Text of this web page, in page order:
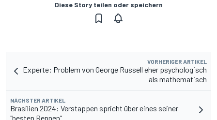
Diese Story teilen oder speichern
VORHERIGER ARTIKEL
Experte: Problem von George Russell eher psychologisch
als mathematisch
NÄCHSTER ARTIKEL
Brasilien 2024: Verstappen spricht über eines seiner
"besten Rennen"